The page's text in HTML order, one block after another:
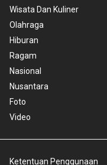
Wisata Dan Kuliner
Olahraga
Hiburan
Ragam
Nasional
Nusantara
Foto
Video
Ketentuan Penggunaan